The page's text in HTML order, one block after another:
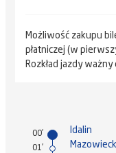
Możliwość zakupu
płatniczej (w
Rozkład jazdy
00' Idalin
01'